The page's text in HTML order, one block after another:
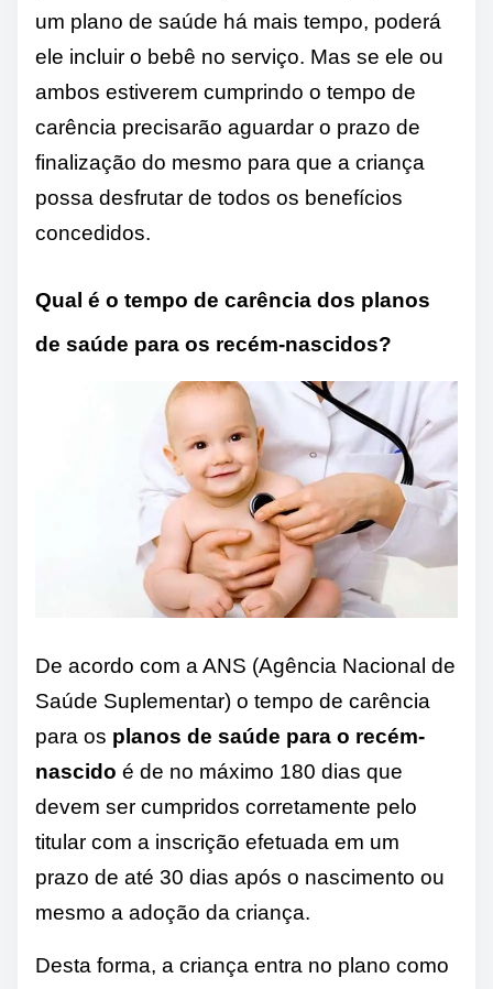
um plano de saúde há mais tempo, poderá
ele incluir o bebê no serviço. Mas se ele ou
ambos estiverem cumprindo o tempo de
carência precisarão aguardar o prazo de
finalização do mesmo para que a criança
possa desfrutar de todos os benefícios
concedidos.
Qual é o tempo de carência dos planos
de saúde para os recém-nascidos?
De acordo com a ANS (Agência Nacional de
Saúde Suplementar) o tempo de carência
para os planos de saúde para o recém-
nascido é de no máximo 180 dias que
devem ser cumpridos corretamente pelo
titular com a inscrição efetuada em um
prazo de até 30 dias após o nascimento ou
mesmo a adoção da criança.
Desta forma, a criança entra no plano como